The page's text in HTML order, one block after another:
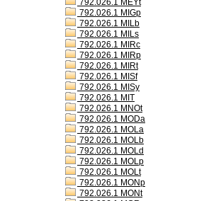
792.026.1 MEYt
792.026.1 MIGp
792.026.1 MILb
792.026.1 MILs
792.026.1 MIRc
792.026.1 MIRp
792.026.1 MIRt
792.026.1 MISf
792.026.1 MISy
792.026.1 MIT
792.026.1 MNOt
792.026.1 MODa
792.026.1 MOLa
792.026.1 MOLb
792.026.1 MOLd
792.026.1 MOLp
792.026.1 MOLt
792.026.1 MONp
792.026.1 MONt